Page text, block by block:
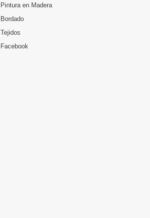
Pintura en Madera
Bordado
Tejidos
Facebook